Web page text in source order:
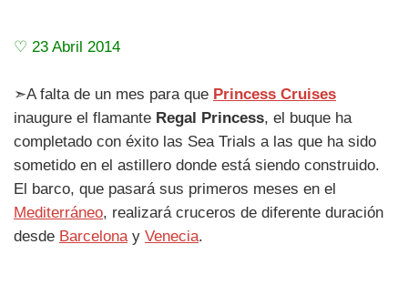
♡ 23 Abril 2014
➣A falta de un mes para que Princess Cruises
inaugure el flamante Regal Princess, el buque ha
completado con éxito las Sea Trials a las que ha sido
sometido en el astillero donde está siendo construido.
El barco, que pasará sus primeros meses en el
Mediterráneo, realizará cruceros de diferente duración
desde Barcelonay Venecia.